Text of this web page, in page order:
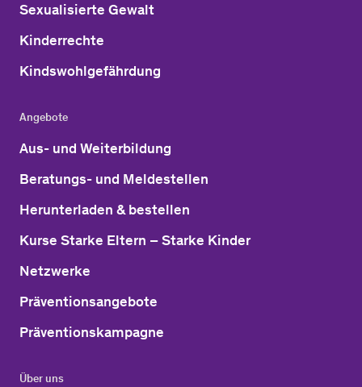
Sexualisierte Gewalt
Kinderrechte
Kindswohlgefährdung
Angebote
Aus- und Weiterbildung
Beratungs- und Meldestellen
Herunterladen & bestellen
Kurse Starke Eltern – Starke Kinder
Netzwerke
Präventionsangebote
Präventionskampagne
Über uns